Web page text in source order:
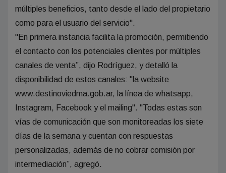
múltiples beneficios, tanto desde el lado del propietario
como para el usuario del servicio".
"En primera instancia facilita la promoción, permitiendo
el contacto con los potenciales clientes por múltiples
canales de venta”, dijo Rodríguez, y detalló la
disponibilidad de estos canales: "la website
www.destinoviedma.gob.ar, la línea de whatsapp,
Instagram, Facebook y el mailing". "Todas estas son
vías de comunicación que son monitoreadas los siete
días de la semana y cuentan con respuestas
personalizadas, además de no cobrar comisión por
intermediación”, agregó.